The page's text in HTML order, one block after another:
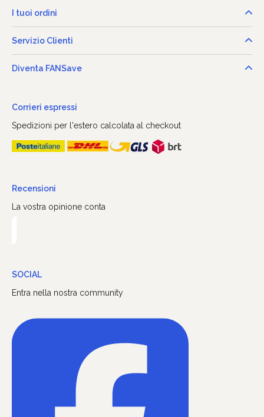
I tuoi ordini
Servizio Clienti
Diventa FANSave
Corrieri espressi
Spedizioni per l'estero calcolata al checkout
Recensioni
La vostra opinione conta
SOCIAL
Entra nella nostra community